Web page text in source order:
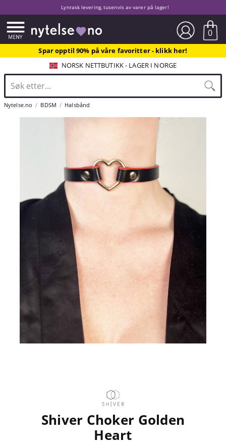
Lynrask levering, tusenvis av varer på lager!
0
Spar opptil 90% på våre favoritter - klikk her!
NORSK NETTBUTIKK - LAGER I NORGE
Nytelse.no BDSM Halsbånd
Shiver Choker Golden
Heart